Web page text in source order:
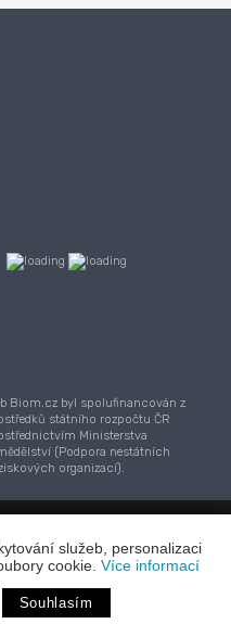
služeb, personalizaci
cookie. Více informací
Souhlasím
Biom.cz byl spolufinancován z
státního rozpočtu ČR
Ministerstva
(Podpora nestátních
organizací).
sdružení pro biomasu,
systém TOOLKIT -